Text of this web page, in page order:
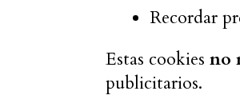
Recordar
Estas cookies no
publicitarios.